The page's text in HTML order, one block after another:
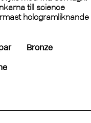
till science
hologramliknande
Bronze